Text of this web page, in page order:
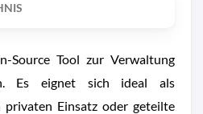
Tool zur Verwaltung
Es eignet sich ideal als
privaten Einsatz oder geteilte